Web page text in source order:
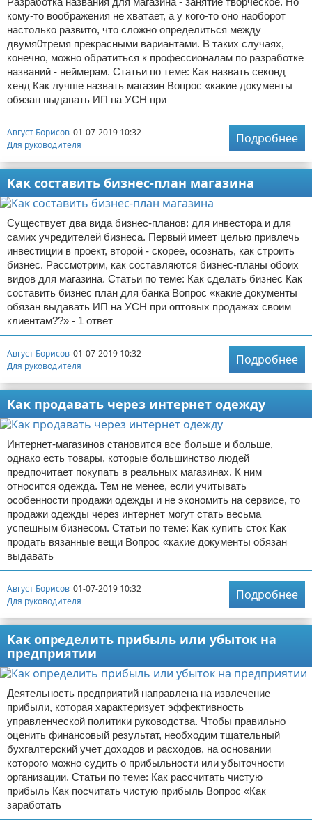
кому-то воображения не хватает, а у кого-то оно наоборот
настолько развито, что сложно определиться между
двумя0тремя прекрасными вариантами. В таких случаях,
конечно, можно обратиться к профессионалам по разработке
названий - неймерам. Статьи по теме: Как назвать секонд
хенд Как лучше назвать магазин Вопрос «какие документы
обязан выдавать ИП на УСН при
Август Борисов 01-07-2019 10:32
Для руководителя
Подробнее
Как составить бизнес-план магазина
Существует два вида бизнес-планов: для инвестора и для
самих учредителей бизнеса. Первый имеет целью привлечь
инвестиции в проект, второй - скорее, осознать, как строить
бизнес. Рассмотрим, как составляются бизнес-планы обоих
видов для магазина. Статьи по теме: Как сделать бизнес Как
составить бизнес план для банка Вопрос «какие документы
обязан выдавать ИП на УСН при оптовых продажах своим
клиентам??» - 1 ответ
Август Борисов 01-07-2019 10:32
Для руководителя
Подробнее
Как продавать через интернет одежду
Интернет-магазинов становится все больше и больше,
однако есть товары, которые большинство людей
предпочитает покупать в реальных магазинах. К ним
относится одежда. Тем не менее, если учитывать
особенности продажи одежды и не экономить на сервисе, то
продажи одежды через интернет могут стать весьма
успешным бизнесом. Статьи по теме: Как купить сток Как
продать вязанные вещи Вопрос «какие документы обязан
выдавать
Август Борисов 01-07-2019 10:32
Для руководителя
Подробнее
Как определить прибыль или убыток на
предприятии
Деятельность предприятий направлена на извлечение
прибыли, которая характеризует эффективность
управленческой политики руководства. Чтобы правильно
оценить финансовый результат, необходим тщательный
бухгалтерский учет доходов и расходов, на основании
которого можно судить о прибыльности или убыточности
организации. Статьи по теме: Как рассчитать чистую
прибыль Как посчитать чистую прибыль Вопрос «Как
заработать